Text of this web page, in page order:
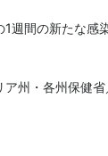
1週間の新たな感
ア州・各州保健